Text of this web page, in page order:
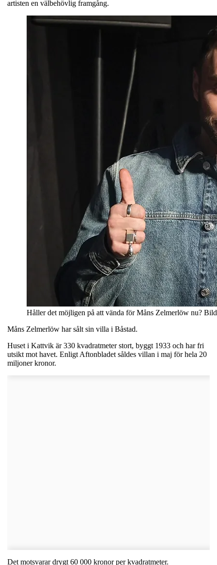
artisten en välbehövlig framgång.
Håller det möjligen på att vända för Måns Zelmerlöw nu?
Måns Zelmerlöw har sålt sin villa i Båstad.
Huset i Kattvik är 330 kvadratmeter stort, byggt 1933 och har fri
utsikt mot havet. Enligt Aftonbladet såldes villan i maj för hela 20
miljoner kronor.
Det motsvarar drygt 60 000 kronor per kvadratmeter.